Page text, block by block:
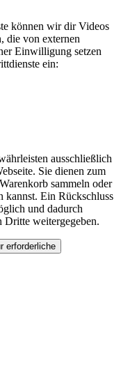
können wir dir Videos
die von externen
Einwilligung setzen
ein:
ausschließlich
Sie dienen zum
sammeln oder
kannst. Ein Rückschluss
und dadurch
Dritte weitergegeben.
erforderliche